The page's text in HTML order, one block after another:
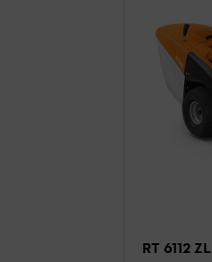
RT 6112 ZL